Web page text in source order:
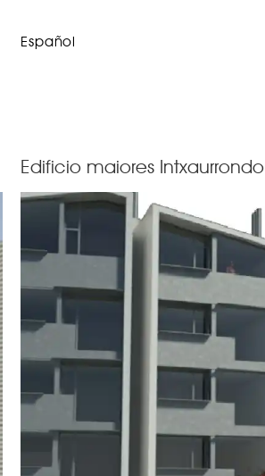
Español
Edificio maiores Intxaurrondo